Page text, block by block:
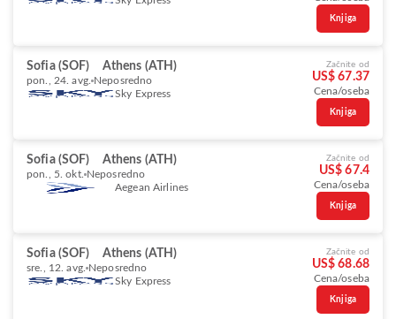
Knjiga
Sofia (SOF) Athens (ATH)
pon., 24. avg. Neposredno
Sky Express
Začnite od
US$ 67.37
Cena/oseba
Knjiga
Sofia (SOF) Athens (ATH)
pon., 5. okt. Neposredno
Aegean Airlines
Začnite od
US$ 67.4
Cena/oseba
Knjiga
Sofia (SOF) Athens (ATH)
sre., 12. avg. Neposredno
Sky Express
Začnite od
US$ 68.68
Cena/oseba
Knjiga